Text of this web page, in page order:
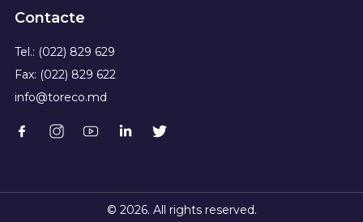
Contacte
Tel.: (022) 829 629
Fax: (022) 829 622
info@toreco.md
© 2026. All rights reserved.